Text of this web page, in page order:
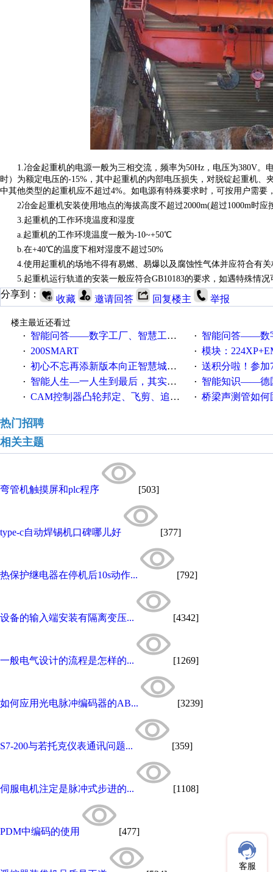
1.冶金起重机的电源一般为三相交流，频率为50Hz，电压为380V
时）为额定电压的-15%，其中起重机的内部电压损失，对脱锭起重机
中其他类型的起重机应不超过4%。如电源有特殊要求时，可按用户需要
2冶金起重机安装使用地点的海拔高度不超过2000m(超过1000m时
3.起重机的工作环境温度和湿度
a.起重机的工作环境温度一般为-10~+50℃
b.在+40℃的温度下相对湿度不超过50%
4.使用起重机的场地不得有易燃、易爆以及腐蚀性气体并应符合有
5.起重机运行轨道的安装一般应符合GB10183的要求，如遇特殊情
分享到： 收藏 邀请回答 回复楼主 举报
楼主最近还看过
·
智能问答——数字工厂、智慧工厂和智能制造三者的区别是什么？ · 智能问答——数字化工厂与
· 200SMART · 模块：
· 初心不忘再添新版本向正智慧城市云展厅3.0版亮相 · 送积分啦！参加7月6日
· 智能人生—一人生到最后，其实拼的都是人品 · 智能知识——德国工业崛起
· CAM控制器凸轮邦定、飞剪、追剪等C功能块 · 桥梁声测管如何固
热门招聘
相关主题
弯管机触摸屏和plc程序 [503]
type-c自动焊锡机口碑哪儿好 [377]
热保护继电器在停机后10s动作... [792]
设备的输入端安装有隔离变压... [4342]
一般电气设计的流程是怎样的... [1269]
如何应用光电脉冲编码器的AB... [3239]
S7-200与若托克仪表通讯问题... [359]
伺服电机注定是脉冲式步进的... [1108]
PDM中编码的使用 [477]
客服